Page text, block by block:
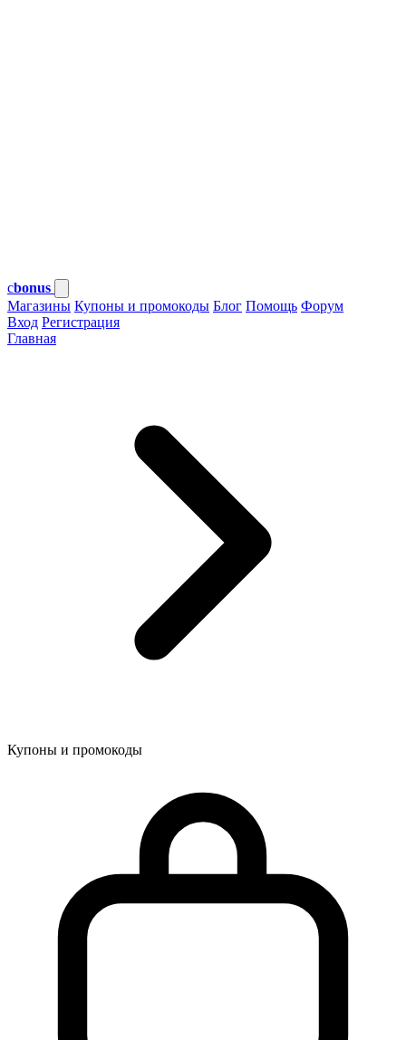
cbonus
Магазины Купоны и промокоды Блог Помощь Форум
Вход Регистрация
Главная
Купоны и промокоды